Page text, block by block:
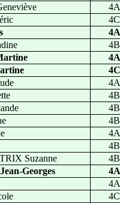
4A
4C
4A
4B
4A
4C
4A
4B
4B
4B
4A
4B
Suzanne
4B
Georges
4A
4A
4C